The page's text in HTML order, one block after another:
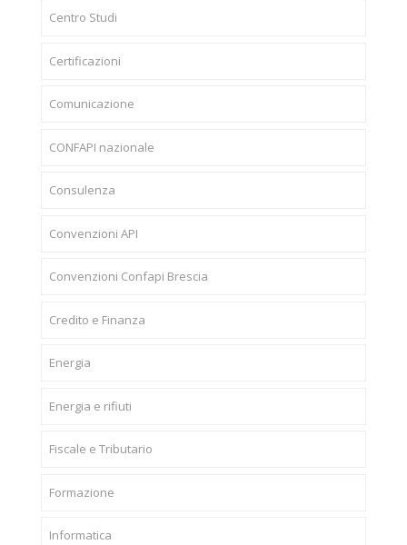
Centro Studi
Certificazioni
Comunicazione
CONFAPI nazionale
Consulenza
Convenzioni API
Convenzioni Confapi Brescia
Credito e Finanza
Energia
Energia e rifiuti
Fiscale e Tributario
Formazione
Informatica